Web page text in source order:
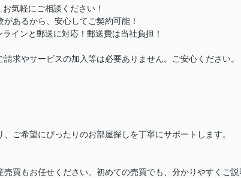
気軽にご相談ください！
あるから、安心してご契約可能！
インと郵送に対応！郵送費は当社負担！
求やサービスの加入等は必要ありません。ご安心ください。
ご希望にぴったりのお部屋探しを丁寧にサポートします。
買もお任せください。初めての売買でも、分かりやすくご説